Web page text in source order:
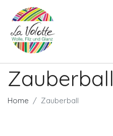
Zauberball
Home Zauberball